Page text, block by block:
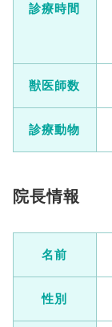
診療時間
獣医師数
診療動物
院長情報
名前
性別